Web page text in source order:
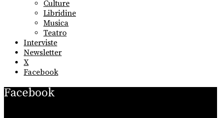
Culture
Libridine
Musica
Teatro
Interviste
Newsletter
X
Facebook
Facebook